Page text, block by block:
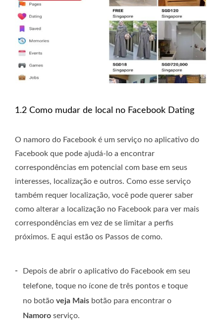
1.2 Como mudar de local no Facebook Dating
O namoro do Facebook é um serviço no aplicativo do
Facebook que pode ajudá-lo a encontrar
correspondências em potencial com base em seus
interesses, localização e outros. Como esse serviço
também requer localização, você pode querer saber
como alterar a localização no Facebook para ver mais
correspondências em vez de se limitar a perfis
próximos. E aqui estão os Passos de como.
-
Depois de abrir o aplicativo do Facebook em seu
telefone, toque no ícone de três pontos e toque
no botão veja Mais botão para encontrar o
Namoro serviço.